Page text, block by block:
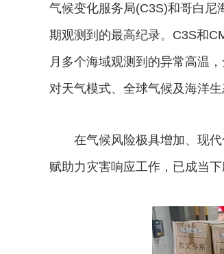
气候变化服务局(C3S)和哥白尼
期观测到的最高纪录。C3S和
月多个海域观测到的异常高温
对天气模式、全球气候及海洋生
在气候风险极具增加、现代
赋助力灾害响应工作，已成当